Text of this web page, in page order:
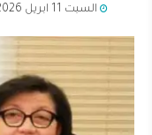
السبت 11 ابريل 2026 | 05:34 مساءً